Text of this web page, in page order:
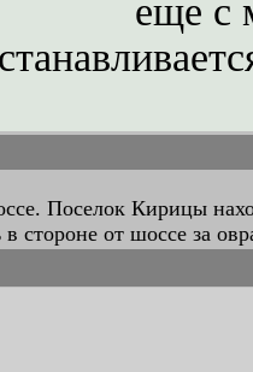
еще с
Поселок Кирицы
стороне от шоссе за